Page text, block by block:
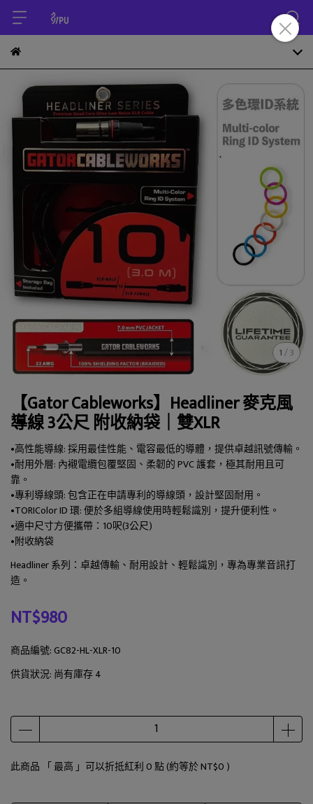
1/3
【Gator Cableworks】Headliner 麥克風
導線 3公尺 附收納袋｜雙XLR
•高性能導線: 採用最佳性能、電容最低的導體，提供卓越訊號傳輸。
•耐用外層: 內襯電纜包覆堅固、柔韌的 PVC 護套，極其耐用且可
靠。
•專利導線頭: 包含正在申請專利的導線頭，設計堅固耐用。
•TORIColor ID 環: 便於多組導線使用時輕鬆識別，提升便利性。
•適中尺寸方便攜帶：10呎(3公尺)
•附收納袋
Headliner 系列：卓越傳輸、耐用設計、輕鬆識別，專為專業音訊打
造。
NT$980
商品編號:GC82-HL-XLR-10
供貨狀況: 尚有庫存 4
此商品 「 最高 」可以折抵紅利0點 (約等於NT$0 )